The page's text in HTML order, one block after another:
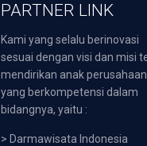
PARTNER LINK
Kami yang selalu berinovasi
sesuai dengan visi dan misi
mendirikan anak perusahaan
yang berkompetensi dalam
bidangnya, yaitu :
> Darmawisata Indonesia